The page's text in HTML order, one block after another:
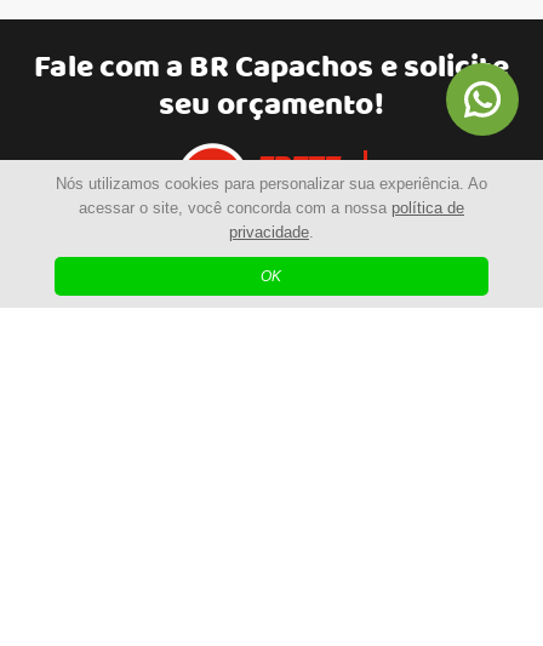
Nós utilizamos cookies para personalizar sua experiência. Ao
acessar o site, você concorda com a nossa política de
privacidade.
OK
Fale com aBR Capachose solicite
seu orçamento!
contato@brcapachos.com.br
R. Professora Helena Dionyzio, 40 - Centro | Curitiba - PR